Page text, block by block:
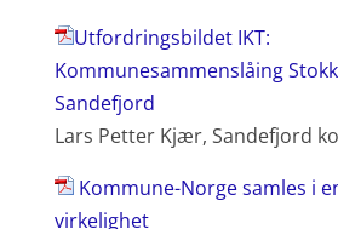
Utfordringsbildet IKT:
Kommunesammenslåing
Sandefjord
Lars Petter Kjær, Sandefjord
Kommune-Norge samles i
virkelighet